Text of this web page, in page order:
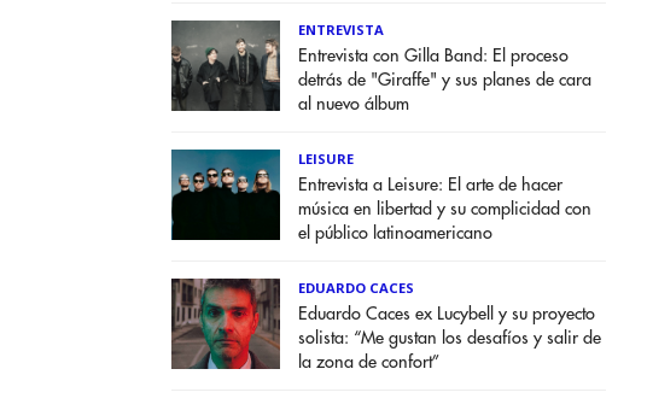
ENTREVISTA
Entrevista con Gilla Band: El proceso
detrás de "Giraffe" y sus planes de cara
al nuevo álbum
LEISURE
Entrevista a Leisure: El arte de hacer
música en libertad y su complicidad con
el público latinoamericano
EDUARDO CACES
Eduardo Caces ex Lucybell y su proyecto
solista: “Me gustan los desafíos y salir de
la zona de confort”